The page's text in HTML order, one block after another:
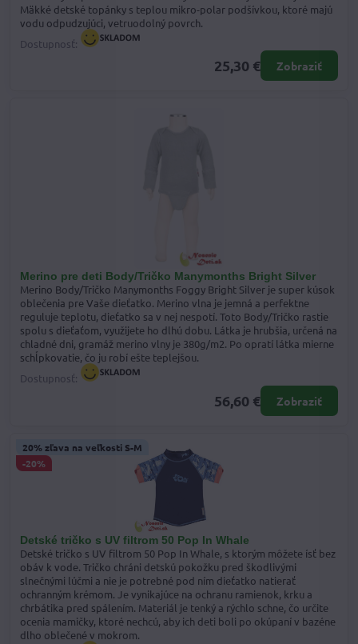
Mäkké detské topánky s teplou mikro-polar podšívkou, ktoré majú
vodu odpudzujúci, vetruodolný povrch.
Dostupnosť:
25,30 € Zobraziť
Merino pre deti Body/Tričko Manymonths Bright Silver
Merino Body/Tričko Manymonths Foggy Bright Silver je super kúsok
oblečenia pre Vaše dieťatko. Merino vlna je jemná a perfektne
reguluje teplotu, dieťatko sa v nej nespotí. Toto Body/Tričko rastie
spolu s dieťaťom, využijete ho dlhú dobu. Látka je hrubšia, určená na
chladné dni, gramáž merino vlny je 380g/m2. Po opratí látka mierne
schĺpkovatie, čo ju robí ešte teplejšou.
Dostupnosť:
56,60 € Zobraziť
Detské tričko s UV filtrom 50 Pop In Whale
20% zľava na veľkosti S-M
-20%
Detské tričko s UV filtrom 50 Pop In Whale, s ktorým môžete ísť bez
obáv k vode. Tričko chráni detskú pokožku pred škodlivými
slnečnými lúčmi a nie je potrebné pod ním dieťatko natierať
ochranným krémom. Je vynikajúce na ochranu ramienok, krku a
chrbátika pred spálením. Materiál je tenký a rýchlo schne, čo určite
ocenia mamičky, ktoré nechcú, aby ich deti boli po okúpaní v bazéne
dlho oblečené v mokrom.